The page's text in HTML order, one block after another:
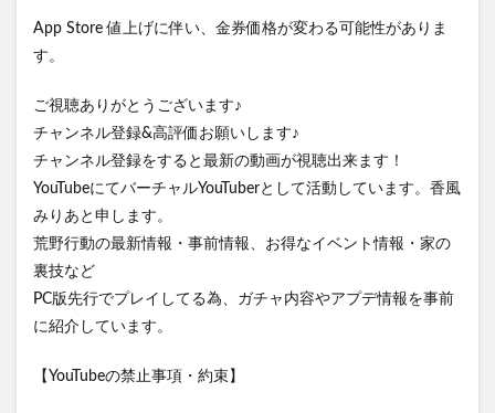
App Store 値上げに伴い、金券価格が変わる可能性がありま
す。
ご視聴ありがとうございます♪
チャンネル登録&高評価お願いします♪
チャンネル登録をすると最新の動画が視聴出来ます！
YouTubeにてバーチャルYouTuberとして活動しています。香風
みりあと申します。
荒野行動の最新情報・事前情報、お得なイベント情報・家の
裏技など
PC版先行でプレイしてる為、ガチャ内容やアプデ情報を事前
に紹介しています。
【YouTubeの禁止事項・約束】